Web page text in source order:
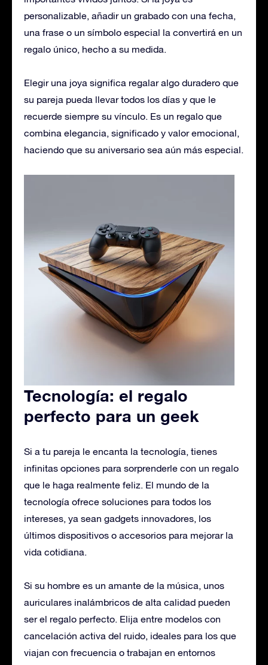
personalizable, añadir un grabado con una fecha,
una frase o un símbolo especial la convertirá en un
regalo único, hecho a su medida.
Elegir una joya significa regalar algo duradero que
su pareja pueda llevar todos los días y que le
recuerde siempre su vínculo. Es un regalo que
combina elegancia, significado y valor emocional,
haciendo que su aniversario sea aún más especial.
Tecnología: el regalo
perfecto para un geek
Si a tu pareja le encanta la tecnología, tienes
infinitas opciones para sorprenderle con un regalo
que le haga realmente feliz. El mundo de la
tecnología ofrece soluciones para todos los
intereses, ya sean gadgets innovadores, los
últimos dispositivos o accesorios para mejorar la
vida cotidiana.
Si su hombre es un amante de la música, unos
auriculares inalámbricos de alta calidad pueden
ser el regalo perfecto. Elija entre modelos con
cancelación activa del ruido, ideales para los que
viajan con frecuencia o trabajan en entornos